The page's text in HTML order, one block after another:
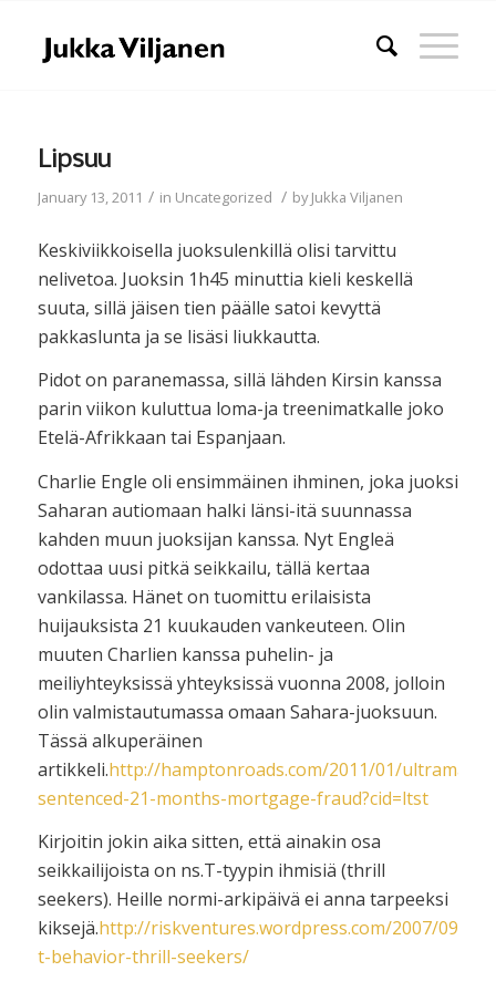
Lipsuu
January 13, 2011 / in Uncategorized / byJukka Viljanen
Keskiviikkoisella juoksulenkillä olisi tarvittu
nelivetoa. Juoksin 1h45 minuttia kieli keskellä
suuta, sillä jäisen tien päälle satoi kevyttä
pakkaslunta ja se lisäsi liukkautta.
Pidot on paranemassa, sillä lähden Kirsin kanssa
parin viikon kuluttua loma-ja treenimatkalle joko
Etelä-Afrikkaan tai Espanjaan.
Charlie Engle oli ensimmäinen ihminen, joka juoksi
Saharan autiomaan halki länsi-itä suunnassa
kahden muun juoksijan kanssa. Nyt Engleä
odottaa uusi pitkä seikkailu, tällä kertaa
vankilassa. Hänet on tuomittu erilaisista
huijauksista 21 kuukauden vankeuteen. Olin
muuten Charlien kanssa puhelin- ja
meiliyhteyksissä yhteyksissä vuonna 2008, jolloin
olin valmistautumassa omaan Sahara-juoksuun.
Tässä alkuperäinen
artikkeli.http://hamptonroads.com/2011/01/
sentenced-21-months-mortgage-fraud?cid=ltst
Kirjoitin jokin aika sitten, että ainakin osa
seikkailijoista on ns.T-tyypin ihmisiä (thrill
seekers). Heille normi-arkipäivä ei anna tarpeeksi
kiksejä.http://riskventures.wordpress.com/2007/09/
t-behavior-thrill-seekers/